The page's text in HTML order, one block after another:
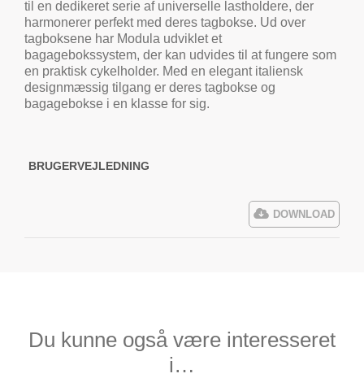
til en dedikeret serie af universelle lastholdere, der
harmonerer perfekt med deres tagbokse. Ud over
tagboksene har Modula udviklet et
bagagebokssystem, der kan udvides til at fungere som
en praktisk cykelholder. Med en elegant italiensk
designmæssig tilgang er deres tagbokse og
bagagebokse i en klasse for sig.
BRUGERVEJLEDNING
DOWNLOAD
Du kunne også være interesseret
i…